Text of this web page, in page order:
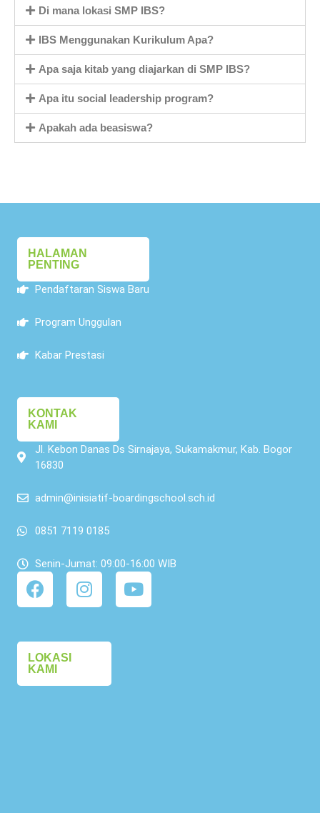
Di mana lokasi SMP IBS?
IBS Menggunakan Kurikulum Apa?
Apa saja kitab yang diajarkan di SMP IBS?
Apa itu social leadership program?
Apakah ada beasiswa?
HALAMAN
PENTING
Pendaftaran Siswa Baru
Program Unggulan
Kabar Prestasi
KONTAK
KAMI
Jl. Kebon Danas Ds Sirnajaya, Sukamakmur, Kab. Bogor
16830
admin@inisiatif-boardingschool.sch.id
0851 7119 0185
Senin-Jumat: 09:00-16:00 WIB
LOKASI
KAMI